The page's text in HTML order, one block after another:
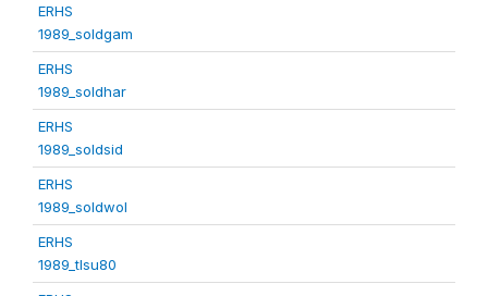
ERHS
1989_soldgam
ERHS
1989_soldhar
ERHS
1989_soldsid
ERHS
1989_soldwol
ERHS
1989_tlsu80